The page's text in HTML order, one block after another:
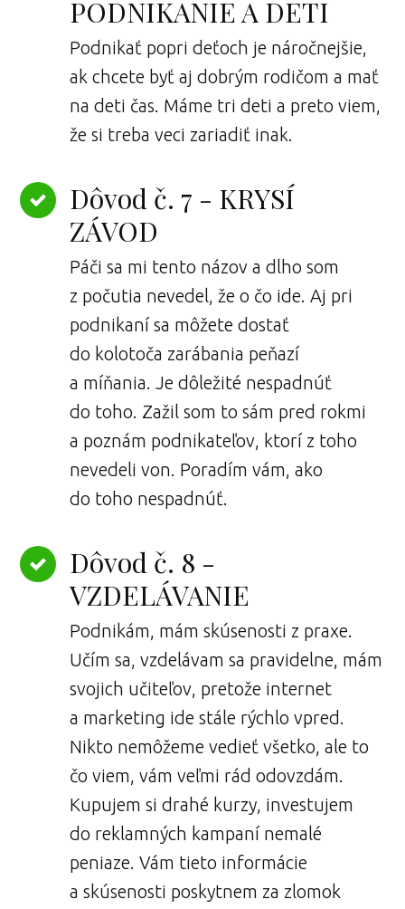
PODNIKANIE A DETI
Podnikať popri deťoch je náročnejšie,
ak chcete byť aj dobrým rodičom a mať
na deti čas. Máme tri deti a preto viem,
že si treba veci zariadiť inak.
Dôvod č. 7 - KRYSÍ
ZÁVOD
Páči sa mi tento názov a dlho som
z počutia nevedel, že o čo ide. Aj pri
podnikaní sa môžete dostať
do kolotoča zarábania peňazí
a míňania. Je dôležité nespadnúť
do toho. Zažil som to sám pred rokmi
a poznám podnikateľov, ktorí z toho
nevedeli von. Poradím vám, ako
do toho nespadnúť.
Dôvod č. 8 -
VZDELÁVANIE
Podnikám, mám skúsenosti z praxe.
Učím sa, vzdelávam sa pravidelne, mám
svojich učiteľov, pretože internet
a marketing ide stále rýchlo vpred.
Nikto nemôžeme vedieť všetko, ale to
čo viem, vám veľmi rád odovzdám.
Kupujem si drahé kurzy, investujem
do reklamných kampaní nemalé
peniaze. Vám tieto informácie
a skúsenosti poskytnem za zlomok